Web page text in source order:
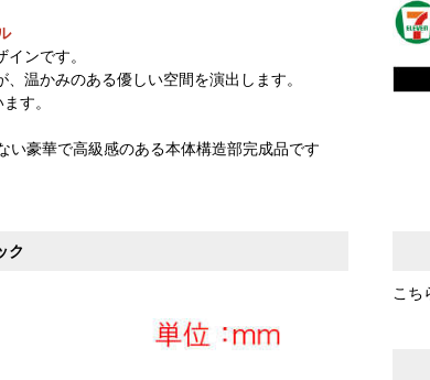
ンです。
温かみのある優しい空間を演出します。
す。
い豪華で高級感のある本体構造部完成品です
こち
ク